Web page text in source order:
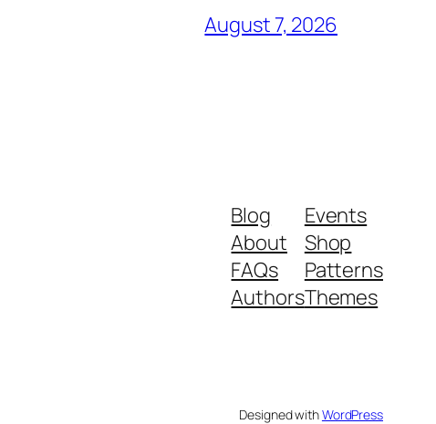
August 7, 2026
Blog
About
FAQs
Authors
Events
Shop
Patterns
Themes
Designed withWordPress